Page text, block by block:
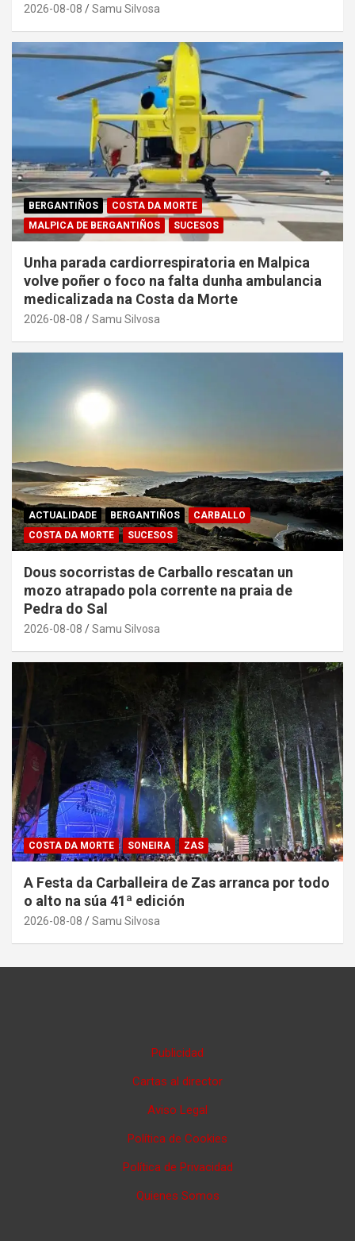
2026-08-08 Samu Silvosa
BERGANTIÑOS
COSTA DA MORTE
MALPICA DE BERGANTIÑOS
SUCESOS
Unha parada cardiorrespiratoria en Malpica
volve poñer o foco na falta dunha ambulancia
medicalizada na Costa da Morte
2026-08-08 Samu Silvosa
ACTUALIDADE BERGANTIÑOS
CARBALLO
COSTA DA MORTE
SUCESOS
Dous socorristas de Carballo rescatan un
mozo atrapado pola corrente na praia de
Pedra do Sal
2026-08-08 Samu Silvosa
COSTA DA MORTE SONEIRA ZAS
A Festa da Carballeira de Zas arranca por todo
o alto na súa 41ª edición
2026-08-08 Samu Silvosa
Publicidad
Cartas al director
Aviso Legal
Política de Cookies
Política de Privacidad
Quienes Somos